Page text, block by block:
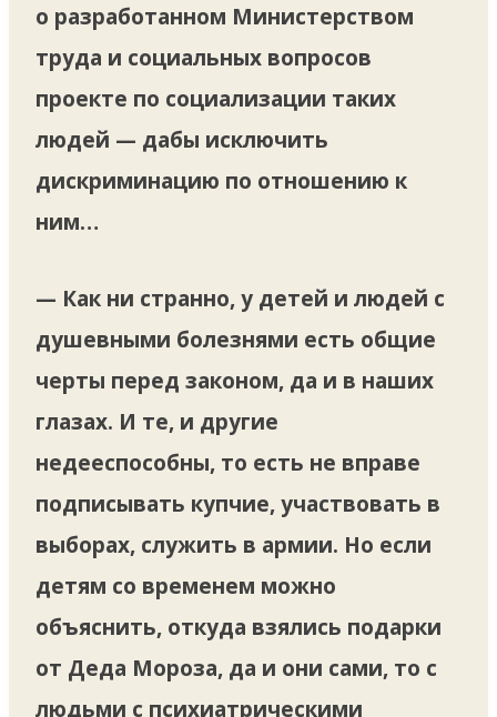
о разработанном Министерством
труда и социальных вопросов
проекте по социализации таких
людей — дабы исключить
дискриминацию по отношению к
ним…
— Как ни странно, у детей и людей с
душевными болезнями есть общие
черты перед законом, да и в наших
глазах. И те, и другие
недееспособны, то есть не вправе
подписывать купчие, участвовать в
выборах, служить в армии. Но если
детям со временем можно
объяснить, откуда взялись подарки
от Деда Мороза, да и они сами, то с
людьми с психиатрическими